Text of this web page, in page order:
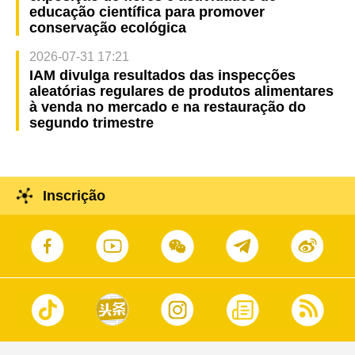
educação científica para promover
conservação ecológica
2026-07-31 17:21
IAM divulga resultados das inspecções
aleatórias regulares de produtos alimentares
à venda no mercado e na restauração do
segundo trimestre
Inscrição